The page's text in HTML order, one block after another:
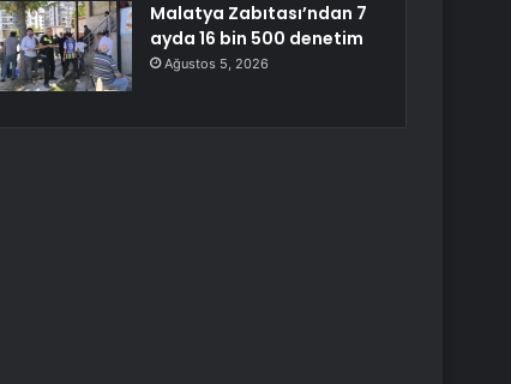
Malatya Zabıtası’ndan 7
ayda 16 bin 500 denetim
Ağustos 5, 2026